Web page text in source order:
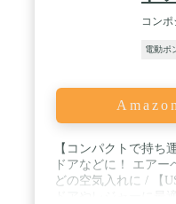
コンポ
電動ポ
【コンパクトで持ち
ドアなどに！ エア
どの空気入れに / 【